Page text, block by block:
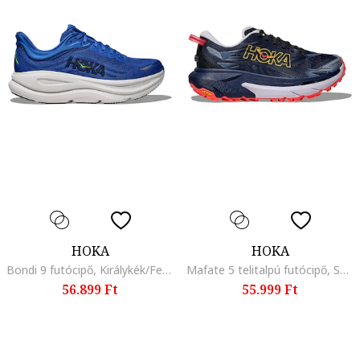
HOKA
Bondi 9 futócipő, Királykék/Fehér/Kék
56.899 Ft
HOKA
Mafate 5 telitalpú futócipő, Sötétkék
55.999 Ft